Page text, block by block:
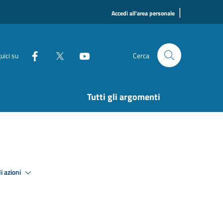
Accedi all'area personale |
su Cerca
Tutti gli argomenti
azioni